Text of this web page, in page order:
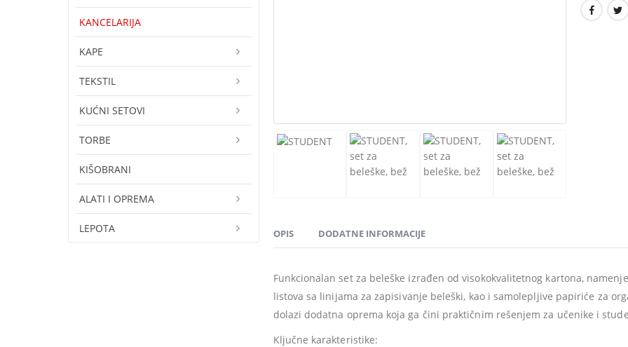
OPIS DODATNE INFORMACIJE
Funkcionalan set za beleške izrađen od visokokvalitetnog kartona,
listova sa linijama za zapisivanje beleški, kao i samolepljive papiriće za
dolazi dodatna oprema koja ga čini praktičnim rešenjem za učenike i
Ključne karakteristike:
KANCELARIJA
KAPE
TEKSTIL
KUĆNI SETOVI
TORBE
KIŠOBRANI
ALATI I OPREMA
LEPOTA